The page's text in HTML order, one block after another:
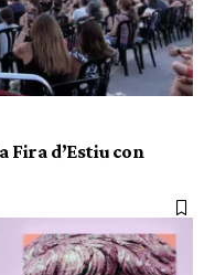
Fira d’Estiu con